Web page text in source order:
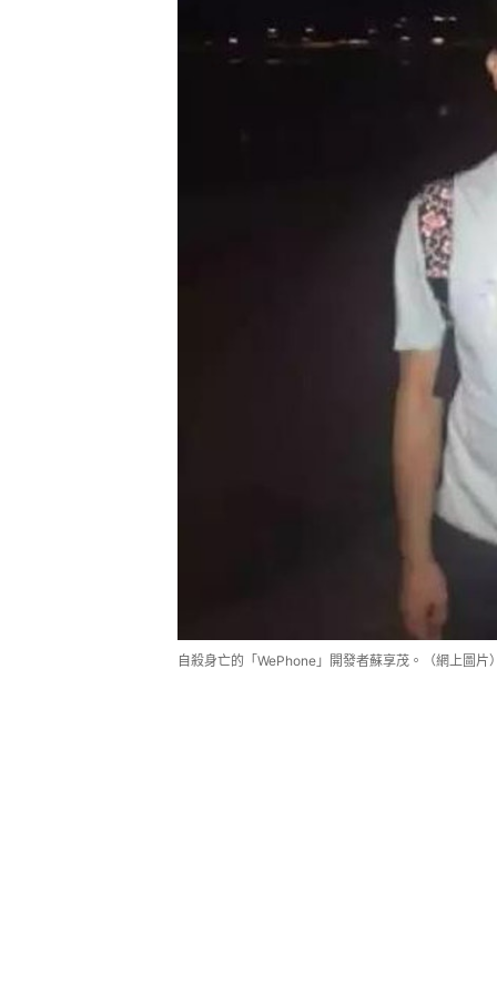
自殺身亡的「WePhone」開發者蘇享茂。（網上圖片